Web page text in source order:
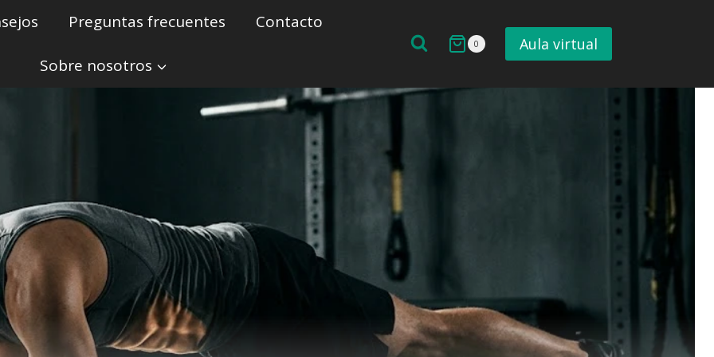
Preguntas frecuentes Contacto
Sobre nosotros
0 Aula virtual